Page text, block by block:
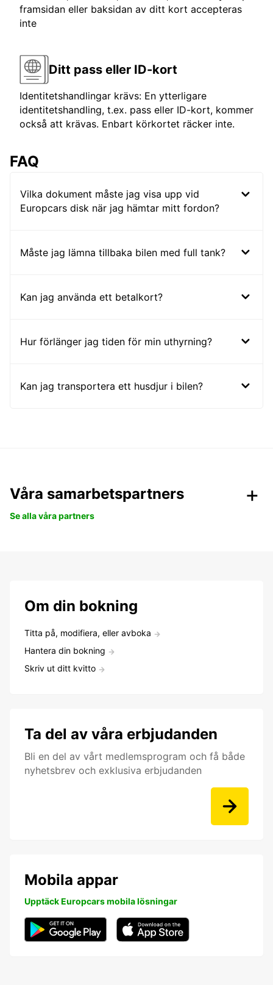
framsidan eller baksidan av ditt kort accepteras
inte
Ditt pass eller ID-kort
Identitetshandlingar krävs: En ytterligare
identitetshandling, t.ex. pass eller ID-kort, kommer
också att krävas. Enbart körkortet räcker inte.
FAQ
Vilka dokument måste jag visa upp vid
Europcars disk när jag hämtar mitt fordon?
Måste jag lämna tillbaka bilen med full tank?
Kan jag använda ett betalkort?
Hur förlänger jag tiden för min uthyrning?
Kan jag transportera ett husdjur i bilen?
Våra samarbetspartners
Se alla våra partners
Om din bokning
Titta på, modifiera, eller avboka
Hantera din bokning
Skriv ut ditt kvitto
Ta del av våra erbjudanden
Bli en del av vårt medlemsprogram och få både
nyhetsbrev och exklusiva erbjudanden
Mobila appar
Upptäck Europcars mobila lösningar